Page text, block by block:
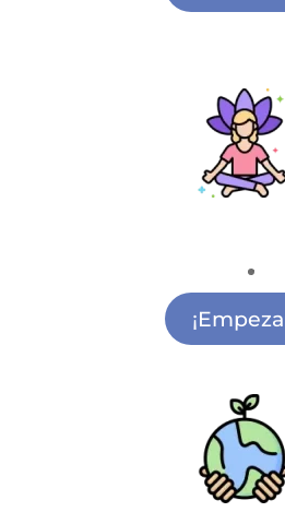
Clases de